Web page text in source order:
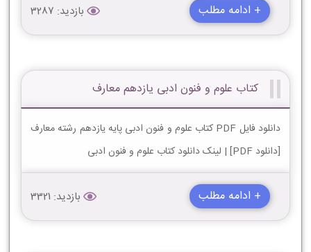
+ ادامه مطلب بازدید: 3287
کتاب علوم و فنون ادبی یازدهم معارف
دانلود فایل PDF کتاب علوم و فنون ادبی پایه یازدهم رشته معارف
[دانلود PDF] | لینک دانلود کتاب علوم و فنون ادبی
+ ادامه مطلب بازدید: 3321